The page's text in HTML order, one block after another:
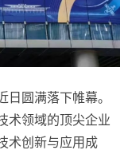
圆满落下帷幕。
术领域的顶尖企业
术创新与应用成